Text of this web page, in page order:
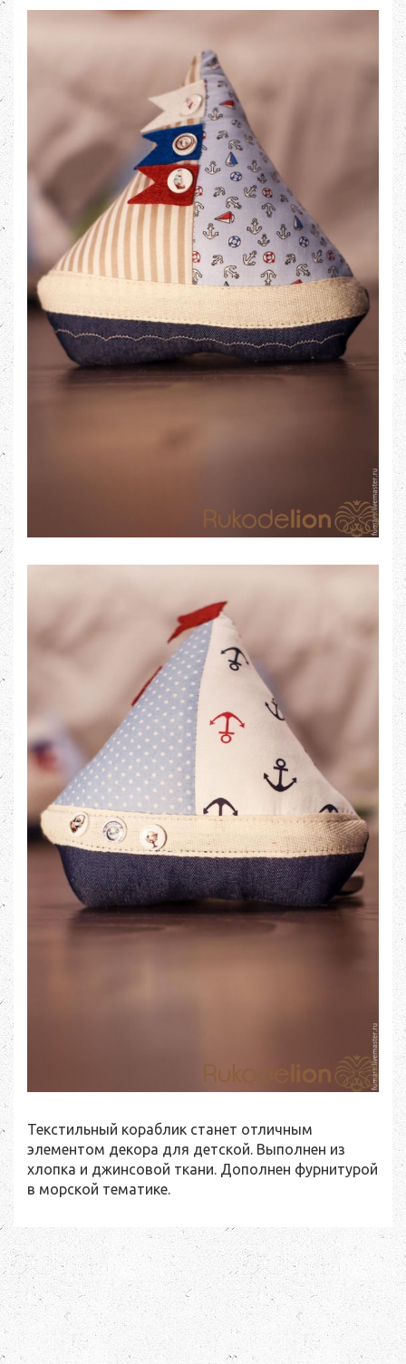
Текстильный кораблик станет отличным
элементом декора для детской. Выполнен из
хлопка и джинсовой ткани. Дополнен фурнитурой
в морской тематике.